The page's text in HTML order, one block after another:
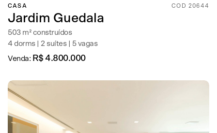
CASA COD 20644
Jardim Guedala
503 m² construídos
4 dorms | 2 suítes | 5 vagas
Venda: R$ 4.800.000